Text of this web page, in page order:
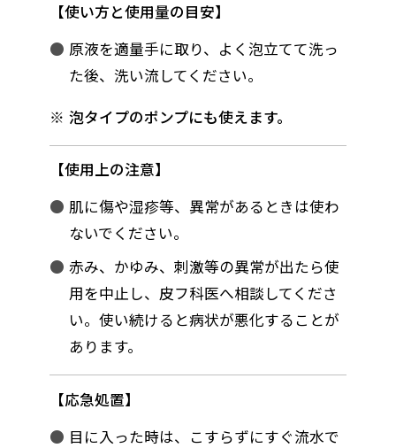
使い方と使用量の目安
原液を適量手に取り、よく泡立てて洗っ
た後、洗い流してください。
泡タイプのポンプにも使えます。
使用上の注意
肌に傷や湿疹等、異常があるときは使わ
ないでください。
赤み、かゆみ、刺激等の異常が出たら使
用を中止し、皮フ科医へ相談してくださ
い。使い続けると病状が悪化することが
あります。
応急処置
目に入った時は、こすらずにすぐ流水で